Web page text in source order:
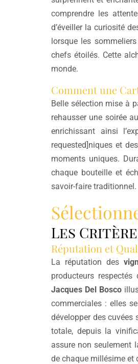
comprendre les
d’éveiller la curiosité
lorsque les
chefs étoilés. Cette
monde.
Comment une
Belle sélection mise à
rehausser une soirée
enrichissant ainsi
requested]niques et
moments uniques.
chaque bouteille et
savoir-faire
Les
Réputation et
La réputation des
producteurs
Jacques Del Bosco
commerciales : elles
développer des cuvées
totale, depuis la
assure non seulement
de chaque millésime et